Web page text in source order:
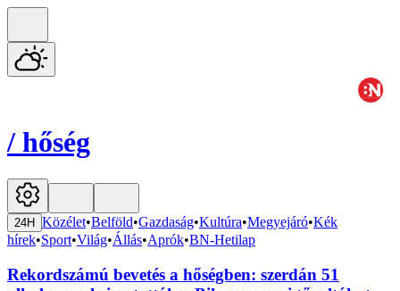
/ hőség
24H Közélet•Belföld•Gazdaság•Kultúra•Megyejáró•Kék
hírek•Sport•Világ•Állás•Aprók•BN-Hetilap
Rekordszámú bevetés a hőségben: szerdán 51